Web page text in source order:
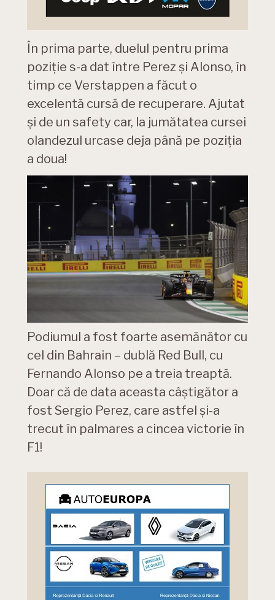
În prima parte, duelul pentru prima
poziție s-a dat între Perez și Alonso, în
timp ce Verstappen a făcut o
excelentă cursă de recuperare. Ajutat
și de un safety car, la jumătatea cursei
olandezul urcase deja până pe poziția
a doua!
Podiumul a fost foarte asemănător cu
cel din Bahrain – dublă Red Bull, cu
Fernando Alonso pe a treia treaptă.
Doar că de data aceasta câștigător a
fost Sergio Perez, care astfel și-a
trecut în palmares a cincea victorie în
F1!